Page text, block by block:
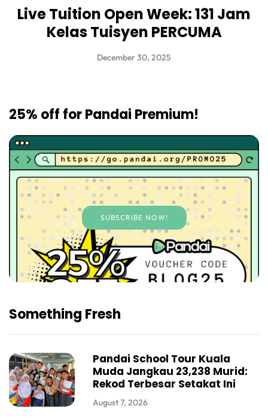
Live Tuition Open Week: 131 Jam
Kelas Tuisyen PERCUMA
December 30, 2025
25% off for Pandai Premium!
SUBSCRIBE NOW!
Something Fresh
Pandai School Tour Kuala
Muda Jangkau 23,238 Murid:
Rekod Terbesar Setakat Ini
August 7, 2026